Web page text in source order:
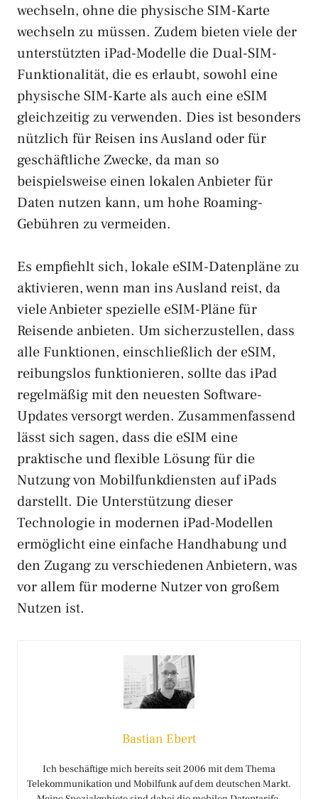
wechseln, ohne die physische SIM-Karte
wechseln zu müssen. Zudem bieten viele der
unterstützten iPad-Modelle die Dual-SIM-
Funktionalität, die es erlaubt, sowohl eine
physische SIM-Karte als auch eine eSIM
gleichzeitig zu verwenden. Dies ist besonders
nützlich für Reisen ins Ausland oder für
geschäftliche Zwecke, da man so
beispielsweise einen lokalen Anbieter für
Daten nutzen kann, um hohe Roaming-
Gebühren zu vermeiden.
Es empfiehlt sich, lokale eSIM-Datenpläne zu
aktivieren, wenn man ins Ausland reist, da
viele Anbieter spezielle eSIM-Pläne für
Reisende anbieten. Um sicherzustellen, dass
alle Funktionen, einschließlich der eSIM,
reibungslos funktionieren, sollte das iPad
regelmäßig mit den neuesten Software-
Updates versorgt werden. Zusammenfassend
lässt sich sagen, dass die eSIM eine
praktische und flexible Lösung für die
Nutzung von Mobilfunkdiensten auf iPads
darstellt. Die Unterstützung dieser
Technologie in modernen iPad-Modellen
ermöglicht eine einfache Handhabung und
den Zugang zu verschiedenen Anbietern, was
vor allem für moderne Nutzer von großem
Nutzen ist.
Bastian Ebert
Ich beschäftige mich bereits seit 2006 mit dem Thema
Telekommunikation und Mobilfunk auf dem deutschen Markt.